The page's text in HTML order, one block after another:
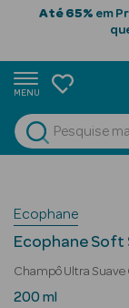
Até 65% em
MENU
Ver Tudo
Beauty
Cabelo
Profissional
Beauty
Champôs
Ecophane
Ecophane Soft
Champô Ultra Suave
200 ml